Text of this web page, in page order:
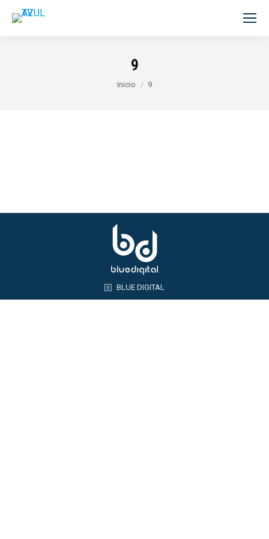
9
Estás aquí:
Inicio 9
BLUE DIGITAL